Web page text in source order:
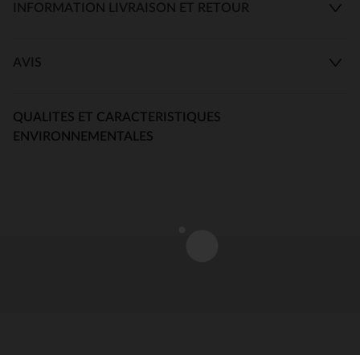
INFORMATION LIVRAISON ET RETOUR
AVIS
QUALITES ET CARACTERISTIQUES
ENVIRONNEMENTALES